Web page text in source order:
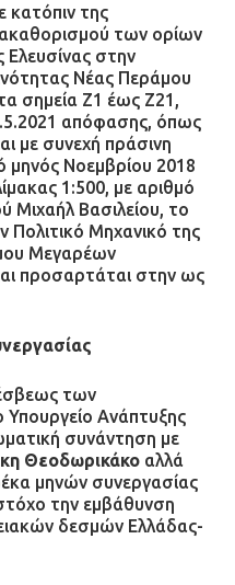
της
των ορίων
Ελευσίνας στην
Νέας Περάμου
σημεία Ζ1 έως Ζ21,
απόφασης, όπως
με συνεχή πράσινη
μηνός Νοεμβρίου 2018
1:500, με αριθμό
Μιχαήλ Βασιλείου, το
Πολιτικό Μηχανικό της
Μεγαρέων
προσαρτάται στην ως
των
Υπουργείο Ανάπτυξης
συνάντηση με
Θεοδωρικάκο αλλά
μηνών συνεργασίας
την εμβάθυνση
δεσμών Ελλάδας-